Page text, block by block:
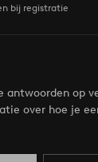
bij registratie
antwoorden op
over hoe je